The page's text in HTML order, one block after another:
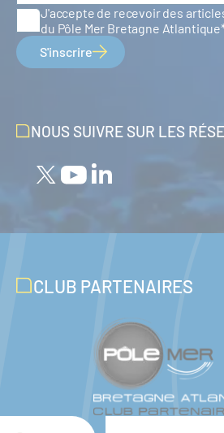
J'accepte de recevoir des
du Pôle Mer Bretagne Atlantique
S'inscrire
NOUS SUIVRE SUR LES
CLUB PARTENAIRES